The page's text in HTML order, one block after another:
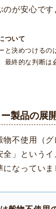
が安心です
ついて
と決めつけるの
最終的な判断は
製品の展
物不使用（
全」という
なっていま